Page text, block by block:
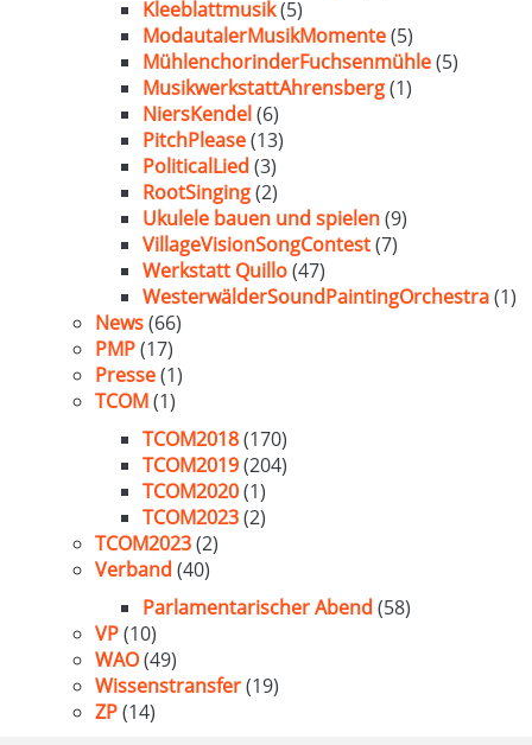
Kleeblattmusik(5)
ModautalerMusikMomente(5)
MühlenchorinderFuchsenmühle(5)
MusikwerkstattAhrensberg(1)
NiersKendel(6)
PitchPlease(13)
PoliticalLied (3)
RootSinging(2)
Ukulele bauen und spielen(9)
VillageVisionSongContest(7)
Werkstatt Quillo(47)
WesterwälderSoundPaintingOrchestra(1)
News(66)
PMP(17)
Presse(1)
TCOM(1)
TCOM2018(170)
TCOM2019(204)
TCOM2020(1)
TCOM2023(2)
TCOM2023(2)
Verband (40)
Parlamentarischer Abend (58)
VP(10)
WAO(49)
Wissenstransfer(19)
ZP(14)